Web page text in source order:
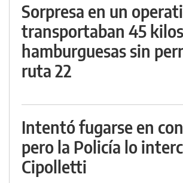
Sorpresa en un
transportaban 45
hamburguesas sin
ruta 22
Intentó fugarse en
pero la Policía lo
Cipolletti